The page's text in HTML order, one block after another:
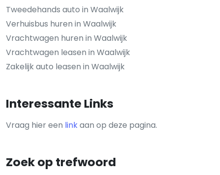
Tweedehands auto in Waalwijk
Verhuisbus huren in Waalwijk
Vrachtwagen huren in Waalwijk
Vrachtwagen leasen in Waalwijk
Zakelijk auto leasen in Waalwijk
Interessante Links
Vraag hier een linkaan op deze pagina.
Zoek op trefwoord